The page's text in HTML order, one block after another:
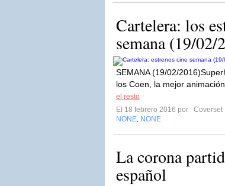
Cartelera: los
semana (19/02/
SEMANA (19/02/
los Coen, la mejor
el resto
El 18 febrero 2016 por
Coverset
NONE NONE
La corona
español